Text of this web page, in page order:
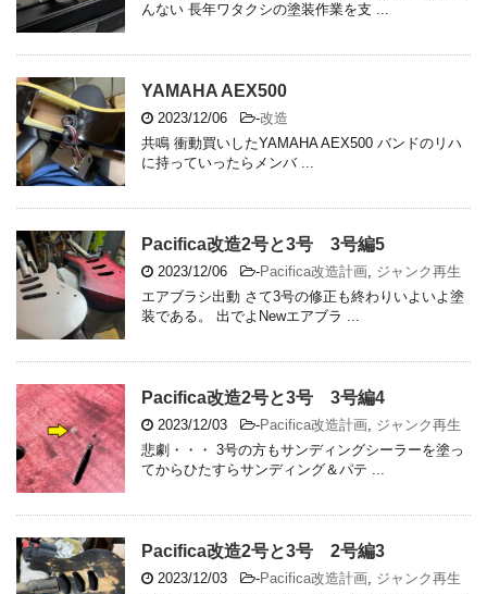
んない 長年ワタクシの塗装作業を支 ...
YAMAHA AEX500
2023/12/06 -改造
共鳴 衝動買いしたYAMAHA AEX500 バンドのリハ
に持っていったらメンバ ...
Pacifica改造2号と3号 3号編5
2023/12/06 -Pacifica改造計画, ジャンク再生
エアブラシ出動 さて3号の修正も終わりいよいよ塗
装である。 出でよNewエアブラ ...
Pacifica改造2号と3号 3号編4
2023/12/03 -Pacifica改造計画, ジャンク再生
悲劇・・・ 3号の方もサンディングシーラーを塗っ
てからひたすらサンディング＆パテ ...
Pacifica改造2号と3号 2号編3
2023/12/03 -Pacifica改造計画, ジャンク再生